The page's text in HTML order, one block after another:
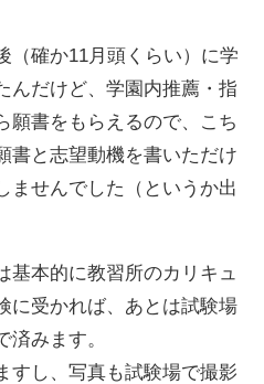
（確か11月頭くらい）に学
んだけど、学園内推薦・指
願書をもらえるので、こち
書と志望動機を書いただけ
ませんでした（というか出
基本的に教習所のカリキュ
に受かれば、あとは試験場
みます。
すし、写真も試験場で撮影